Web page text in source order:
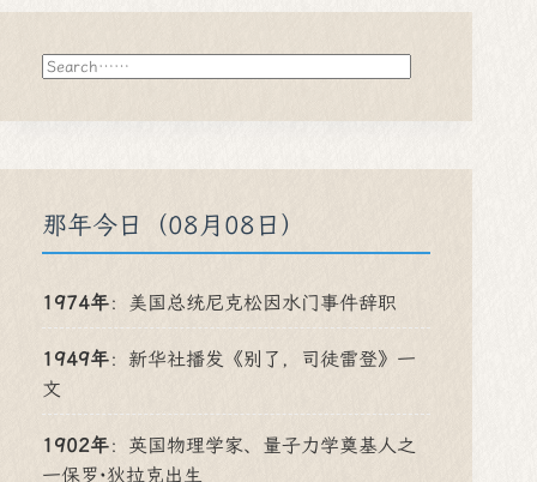
搜
索
那年今日（08月08日）
1974年： 美国总统尼克松因水门事件辞职
1949年： 新华社播发《别了，司徒雷登》一
文
1902年： 英国物理学家、量子力学奠基人之
一保罗·狄拉克出生